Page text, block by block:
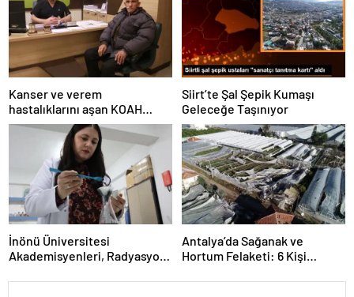
Kanser ve verem
hastalıklarını aşan KOAH
hastası hayata tutundu
Siirt’te Şal Şepik Kumaşı
Geleceğe Taşınıyor
İnönü Üniversitesi
Akademisyenleri, Radyasyon
Antalya’da Sağanak ve
Hortum Felaketi: 6 Kişi